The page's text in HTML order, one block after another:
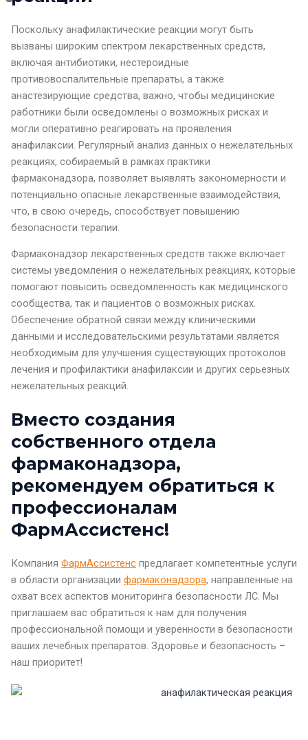
Поскольку анафилактические реакции могут быть
вызваны широким спектром лекарственных средств,
включая антибиотики, нестероидные
противовоспалительные препараты, а также
анастезирующие средства, важно, чтобы медицинские
работники были осведомлены о возможных рисках и
могли оперативно реагировать на проявления
анафилаксии. Регулярный анализ данных о нежелательных
реакциях, собираемый в рамках практики
фармаконадзора, позволяет выявлять закономерности и
потенциально опасные лекарственные взаимодействия,
что, в свою очередь, способствует повышению
безопасности терапии.
Фармаконадзор лекарственных средств также включает
системы уведомления о нежелательных реакциях, которые
помогают повысить осведомленность как медицинского
сообщества, так и пациентов о возможных рисках.
Обеспечение обратной связи между клиническими
данными и исследовательскими результатами является
необходимым для улучшения существующих протоколов
лечения и профилактики анафилаксии и других серьезных
нежелательных реакций.
Вместо создания
собственного отдела
фармаконадзора,
рекомендуем обратиться к
профессионалам
ФармАссистенс!
Компания ФармАссистенспредлагает компетентные услуги
в области организации фармаконадзора, направленные на
охват всех аспектов мониторинга безопасности ЛС. Мы
приглашаем вас обратиться к нам для получения
профессиональной помощи и уверенности в безопасности
ваших лечебных препаратов. Здоровье и безопасность –
наш приоритет!